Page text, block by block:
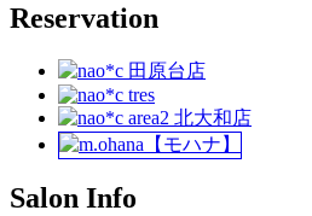
Reservation
Salon Info